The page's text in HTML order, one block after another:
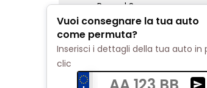
Renord S.p.a.
REA Milano 810796 |
Cookie Policy
Privacy Policy
Impostazioni di
Vuoi consegnare la tua auto
come permuta?
Inserisci i dettagli della tua auto in
clic
AA 123 BB